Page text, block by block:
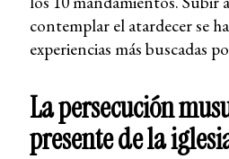
contemplar el atardecer se
experiencias más buscadas
La persecución
presente de la